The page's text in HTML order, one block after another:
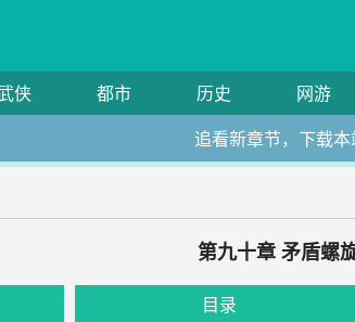
侠 都市 历史 网游
追看新章节，下载
第九十章 矛盾螺
目录